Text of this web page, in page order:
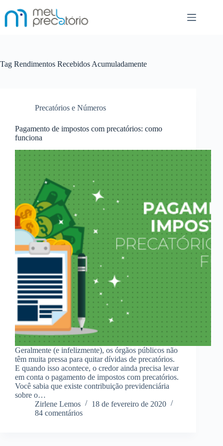
para
Tag Rendimentos Recebidos Acumuladamente
Precatórios e Números
Pagamento de impostos com precatórios: como
funciona
Geralmente (e infelizmente), os órgãos públicos não
têm muita pressa para quitar dívidas de precatórios.
E quando isso acontece, o credor ainda precisa levar
em conta o pagamento de impostos com precatórios.
Você sabia que existe contribuição previdenciária
sobre o…
Zirlene Lemos
18 de fevereiro de 2020
84 comentários